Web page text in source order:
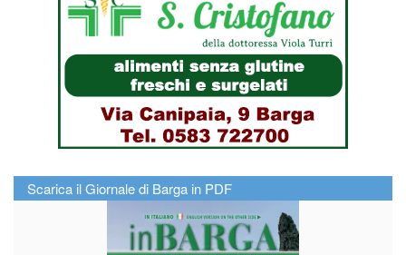
Scarica il Giornale di Barga in PDF